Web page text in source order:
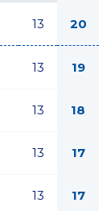
13 20
13 19
13 18
13 17
13 17